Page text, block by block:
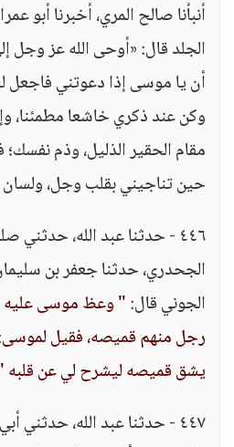
أنبأنا صالح المري، أخبرنا أبو
الجلد قال: «أوحى الله عز وجل
أن يا موسى إذا دعوتني فاجعل
وكن عند ذكري خاشعا مطمئنا،
مقام الحقير الذليل، وذم نفسك؛
حين تناجيني بقلب وجل،
٤٤٦ - حدثنا عبد الله،
الجحدري، حدثنا جعفر بن
الجوني قال:" وعظ موسى عليه
رجل منهم قميصه، فقيل
يشق قميصه ليشرح لي عن قلبه
٤٤٧ - حدثنا عبد الله، حدثني